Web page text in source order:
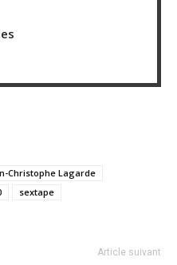
Christophe Lagarde
sextape
Article suivant